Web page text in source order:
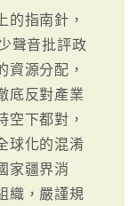
的指南針，
聲音批評政
資源分配，
底反對產業
空下都對，
球化的混淆
家疆界消
織，嚴謹規